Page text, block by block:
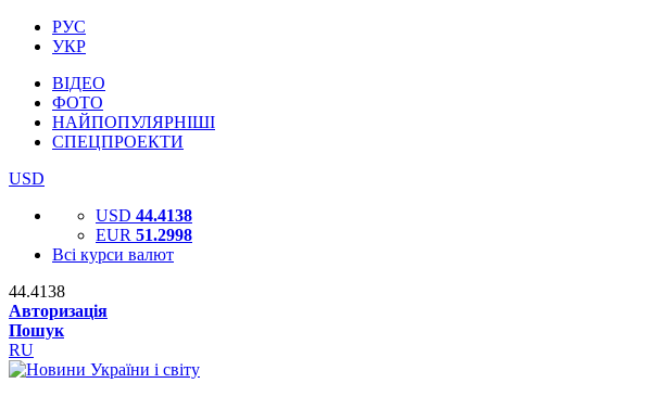
РУС
УКР
ВІДЕО
ФОТО
НАЙПОПУЛЯРНІШІ
СПЕЦПРОЕКТИ
USD
USD 44.4138
EUR 51.2998
Всі курси валют
44.4138
Авторизація
Пошук
RU